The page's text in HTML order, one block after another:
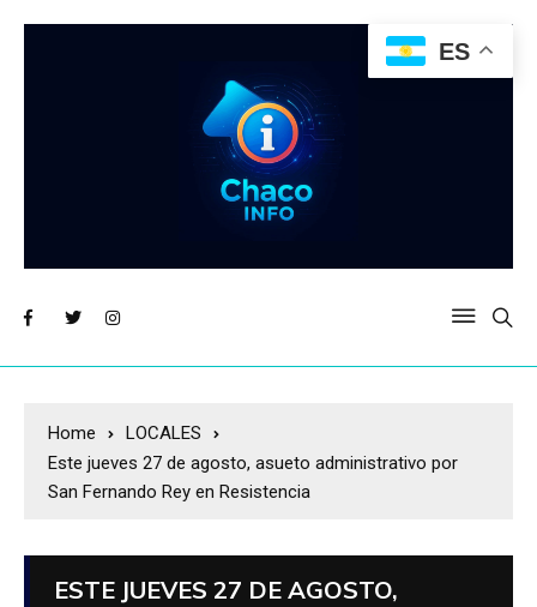
Home
LOCALES
Este jueves 27 de agosto, asueto administrativo por
San Fernando Rey en Resistencia
ESTE JUEVES 27 DE AGOSTO,
ES